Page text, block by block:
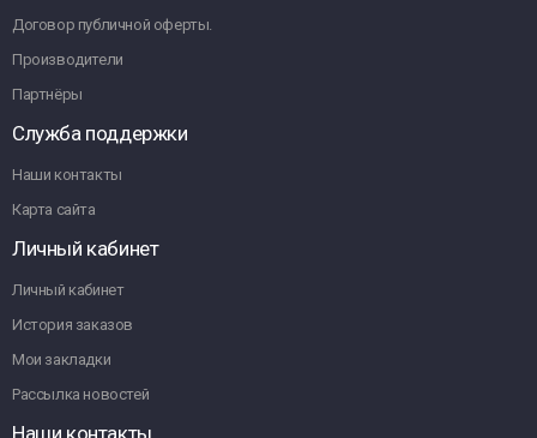
Договор публичной оферты.
Производители
Партнёры
Служба поддержки
Наши контакты
Карта сайта
Личный кабинет
Личный кабинет
История заказов
Мои закладки
Рассылка новостей
Наши контакты